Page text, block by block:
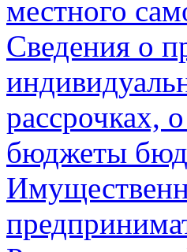
местного
Сведения о
рассрочках,
бюджеты